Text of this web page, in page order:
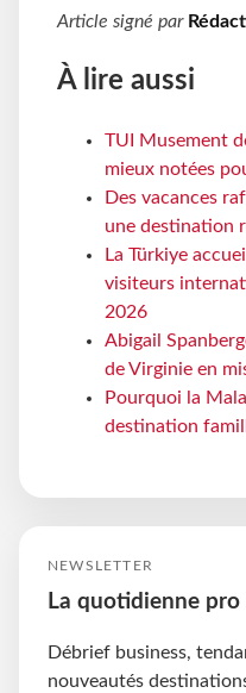
Article signé par
À lire aussi
TUI Musement
mieux notées
Des vacances
une destination
La Türkiye
visiteurs
2026
Abigail
de Virginie en
Pourquoi la
destination
NEWSLETTER
La quotidienne pro
Débrief business,
nouveautés